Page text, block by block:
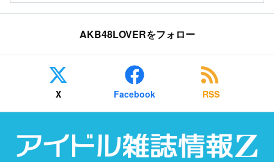
AKB48LOVERをフォロー
X Facebook RSS